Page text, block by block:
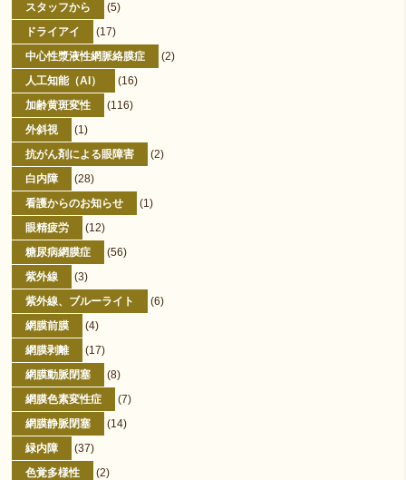
スタッフから
(5)
ドライアイ
(17)
中心性漿液性網脈絡膜症
(2)
人工知能（AI）
(16)
加齢黄斑変性
(116)
外斜視
(1)
抗がん剤による眼障害
(2)
白内障
(28)
看護からのお知らせ
(1)
眼精疲労
(12)
糖尿病網膜症
(56)
紫外線
(3)
紫外線、ブルーライト
(6)
網膜前膜
(4)
網膜剥離
(17)
網膜動脈閉塞
(8)
網膜色素変性症
(7)
網膜静脈閉塞
(14)
緑内障
(37)
色覚多様性
(2)